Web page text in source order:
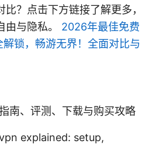
？点击下方链接了解更多，
由与隐私。 2026年最佳免费
锁，畅游无界！全面对比与
南、评测、下载与购买攻略
explained: setup,